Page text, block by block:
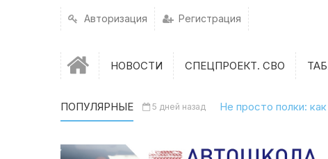
Авторизация Регистрация
НОВОСТИ СПЕЦПРОЕКТ. СВО
ПОПУЛЯРНЫЕ 5 дней назад Не просто полки: